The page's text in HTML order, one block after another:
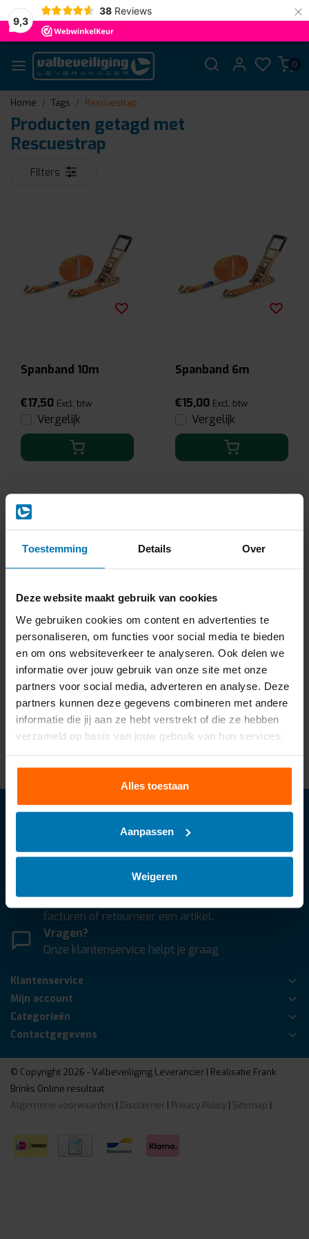
Toestemming Details Over
Deze website maakt gebruik van cookies
We gebruiken cookies om content en advertenties te
personaliseren, om functies voor social media te bieden
en om ons websiteverkeer te analyseren. Ook delen we
informatie over jouw gebruik van onze site met onze
partners voor social media, adverteren en analyse. Deze
partners kunnen deze gegevens combineren met andere
informatie die jij aan ze hebt verstrekt of die ze hebben
verzameld op basis van jouw gebruik van hun services.
Alles toestaan
Aanpassen
Weigeren
9,3
38 Reviews ×
0
Home Tags Rescuestrap
Producten getagd met
Rescuestrap
Filters
Spanband 10m
€17,50 Excl. btw
Vergelijk
Spanband 6m
€15,00 Excl. btw
Vergelijk
Gereedschapsvanglij
n
€9,95 Excl. btw
Vergelijk
Traumastrap 130cm
€18,00 Excl. btw
Vergelijk
Abonneer je op onze nieuwsbrief
* We delen je gegevens met niemand.
Regel alles in je account. Volg je bestelling, betaal
facturen of retourneer een artikel.
Vragen?
Onze klantenservice helpt je graag
Klantenservice
Mijn account
Categorieën
Contactgegevens
© Copyright 2026 - Valbeveiliging Leverancier | Realisatie Frank
Brinks Online resultaat
Algemene voorwaarden | Disclaimer | Privacy Policy | Sitemap |